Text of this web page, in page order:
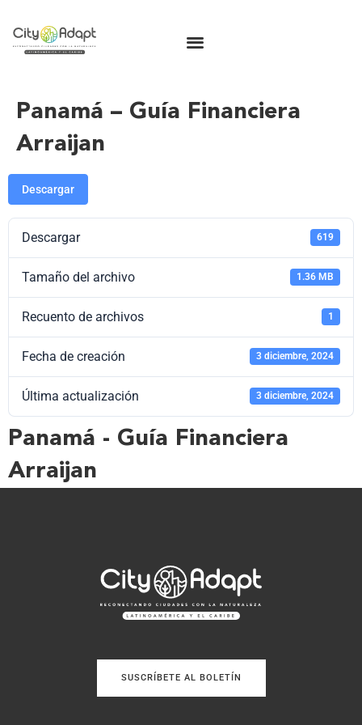
Panamá – Guía Financiera
Arraijan
Descargar
Descargar 619
Tamaño del archivo 1.36 MB
Recuento de archivos 1
Fecha de creación 3 diciembre, 2024
Última actualización 3 diciembre, 2024
Panamá - Guía Financiera
Arraijan
SUSCRÍBETE AL BOLETÍN